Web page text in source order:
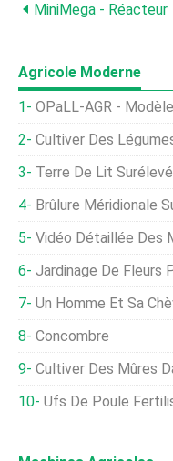
MiniMega - Réacteur
Agricole Moderne
OPaLL-AGR - Modèle
Cultiver Des
Terre De Lit Surélevée
Brûlure Méridionale Sur Les Betteraves :En
Vidéo Détaillée Des Meilleures
Jardinage De Fleurs
Un Homme Et Sa
Concombre
Cultiver Des Mûres
Ufs De Poule